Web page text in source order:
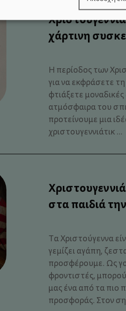
χάρτινη
Η περίοδος των
για να εκφράσετε
φτιάξετε
ατμόσφαιρα του
προτείνουμε μια
χριστουγεννιάτικ ...
στα παιδιά
Τα Χριστούγεννα
γεμίζει αγάπη,
προσφέρουμε. Ως
φροντιστές,
μας ένα από τα πιο
προσφοράς. Στον